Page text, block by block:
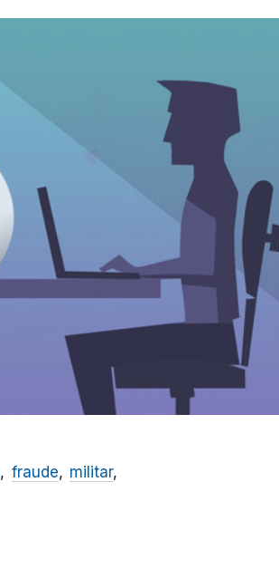
fraude
militar